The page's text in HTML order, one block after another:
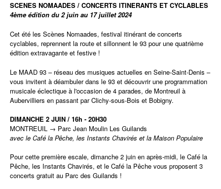
SCENES NOMAADES / CONCERTS ITINERANTS ET CYCLABLES
4ème édition du 2 juin au 17 juillet 2024
Cet été les Scènes Nomaades, festival itinérant de concerts
cyclables, reprennent la route et sillonnent le 93 pour une quatrième
édition extravagante et festive !
Le MAAD 93 – réseau des musiques actuelles en Seine-Saint-Denis –
vous invitent à déambuler dans le 93 et découvrir une programmation
musicale éclectique à l'occasion de 4 parades, de Montreuil à
Aubervilliers en passant par Clichy-sous-Bois et Bobigny.
DIMANCHE 2 JUIN / 16h - 20H30
MONTREUIL → Parc Jean Moulin Les Guilands
avec le Café la Pêche, les Instants Chavirés et la Maison Populaire
Pour cette première escale, dimanche 2 juin en après-midi, le Café la
Pêche, les Instants Chavirés, et le Café la Pêche vous proposent 3
concerts gratuit au Parc des Guilands !